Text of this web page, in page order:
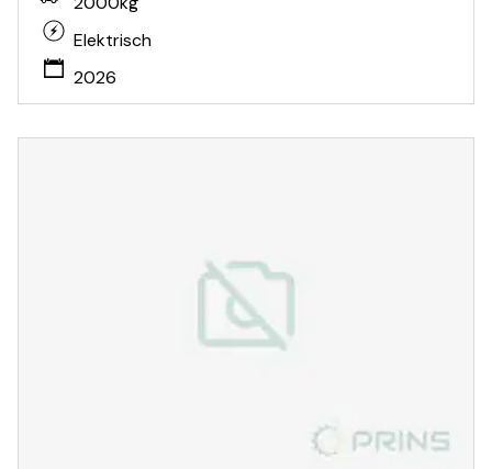
Elektrisch
2026